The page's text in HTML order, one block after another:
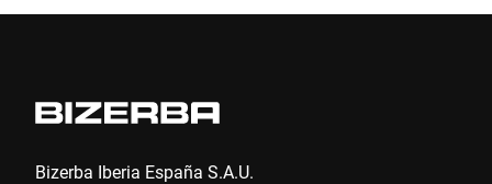
Bizerba Iberia España S.A.U.